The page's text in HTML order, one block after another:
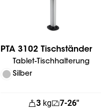
PTA 3102 Tischständer
Tablet-Tischhalterung
Silber
3 kg 7-26"